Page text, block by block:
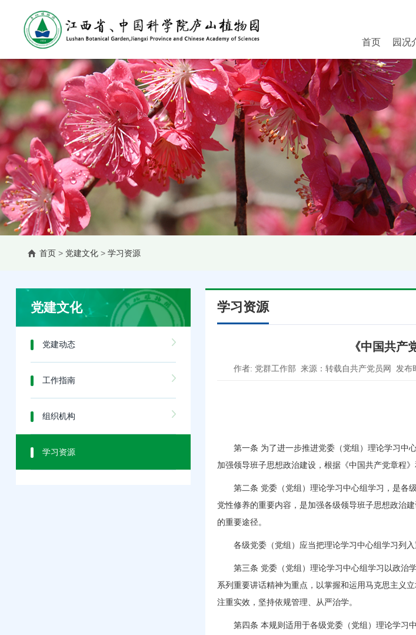
首页 园况
首页> 党建文化> 学习资源
党建文化
党建动态
工作指南
组织机构
学习资源
学习资源
《中国共产
作者: 党群工作部 来源：转载自共产党员网 发布
第一条 为了进一步推进党委（党组）理论学习中
加强领导班子思想政治建设，根据《中国共产党章程
第二条 党委（党组）理论学习中心组学习，是各级
党性修养的重要内容，是加强各级领导班子思想政治
的重要途径。
各级党委（党组）应当把理论学习中心组学习列入
第三条 党委（党组）理论学习中心组学习以政治学
系列重要讲话精神为重点，以掌握和运用马克思主义
注重实效，坚持依规管理、从严治学。
第四条 本规则适用于各级党委（党组）理论学习中